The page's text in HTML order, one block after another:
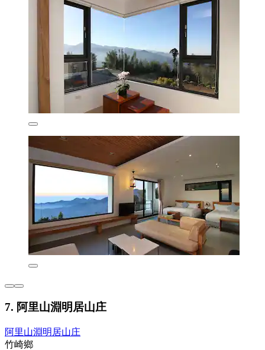
7. 阿里山淵明居山庄
阿里山淵明居山庄
竹崎鄉